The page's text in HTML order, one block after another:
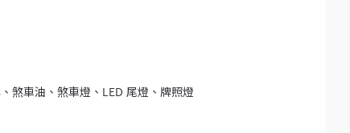
煞車油、煞車燈、LED 尾燈、牌照燈